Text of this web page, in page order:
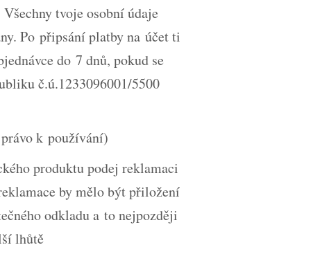
tvoje osobní údaje
Po připsání platby na účet ti
do 7 dnů, pokud se
č.ú.1233096001/5500
k používání)
produktu podej reklamaci
by mělo být přiložení
odkladu a to nejpozději
lhůtě